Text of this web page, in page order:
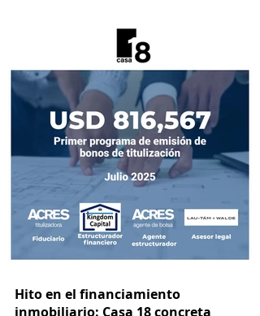
Hito en el financiamiento
inmobiliario: Casa 18 concreta